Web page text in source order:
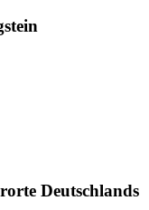
Deutschlands